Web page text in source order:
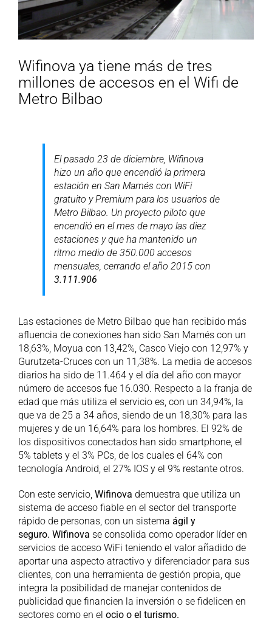
Wifinova ya tiene más de tres
millones de accesos en el Wifi de
Metro Bilbao
El pasado 23 de diciembre, Wifinova
hizo un año que encendió la primera
estación en San Mamés con WiFi
gratuito y Premium para los usuarios de
Metro Bilbao. Un proyecto piloto que
encendió en el mes de mayo las diez
estaciones y que ha mantenido un
ritmo medio de 350.000 accesos
mensuales, cerrando el año 2015 con
3.111.906
Las estaciones de Metro Bilbao que han recibido más
afluencia de conexiones han sido San Mamés con un
18,63%, Moyua con 13,42%, Casco Viejo con 12,97% y
Gurutzeta-Cruces con un 11,38%. La media de accesos
diarios ha sido de 11.464 y el día del año con mayor
número de accesos fue 16.030. Respecto a la franja de
edad que más utiliza el servicio es, con un 34,94%, la
que va de 25 a 34 años, siendo de un 18,30% para las
mujeres y de un 16,64% para los hombres. El 92% de
los dispositivos conectados han sido smartphone, el
5% tablets y el 3% PCs, de los cuales el 64% con
tecnología Android, el 27% IOS y el 9% restante otros.
Con este servicio, Wifinova demuestra que utiliza un
sistema de acceso fiable en el sector del transporte
rápido de personas, con un sistema ágil y
seguro. Wifinova se consolida como operador líder en
servicios de acceso WiFi teniendo el valor añadido de
aportar una aspecto atractivo y diferenciador para sus
clientes, con una herramienta de gestión propia, que
integra la posibilidad de manejar contenidos de
publicidad que financien la inversión o se fidelicen en
sectores como en el ocio o el turismo.